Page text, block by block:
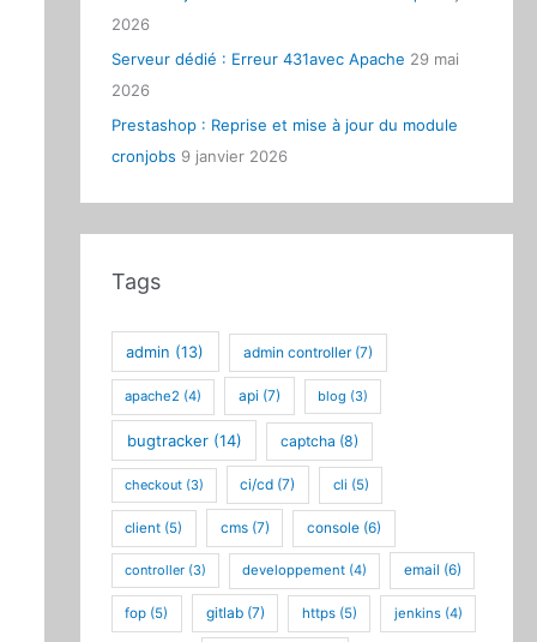
2026
Serveur dédié : Erreur 431avec Apache 29 mai
2026
Prestashop : Reprise et mise à jour du module
cronjobs 9 janvier 2026
Tags
admin (13) admin controller(7)
apache2 (4) api (7) blog (3)
bugtracker(14) captcha (8)
checkout(3) ci/cd (7) cli (5)
client (5) cms(7) console (6)
controller(3) developpement(4) email (6)
fop (5) gitlab(7) https(5) jenkins(4)